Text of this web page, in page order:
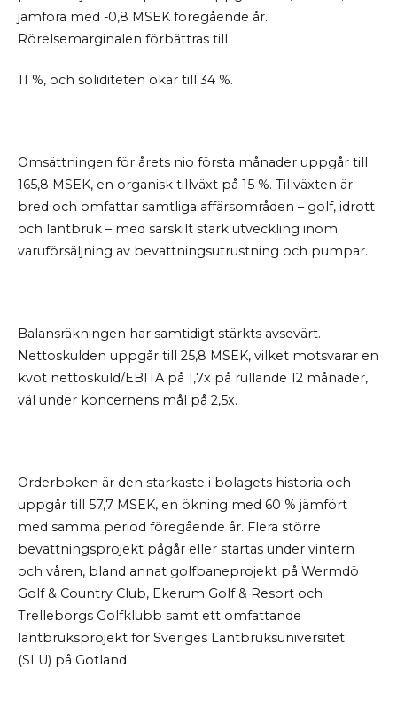
jämföra med -0,8 MSEK föregående år.
Rörelsemarginalen förbättras till
11 %, och soliditeten ökar till 34 %.
Omsättningen för årets nio första månader uppgår till
165,8 MSEK, en organisk tillväxt på 15 %. Tillväxten är
bred och omfattar samtliga affärsområden – golf, idrott
och lantbruk – med särskilt stark utveckling inom
varuförsäljning av bevattningsutrustning och pumpar.
Balansräkningen har samtidigt stärkts avsevärt.
Nettoskulden uppgår till 25,8 MSEK, vilket motsvarar en
kvot nettoskuld/EBITA på 1,7x på rullande 12 månader,
väl under koncernens mål på 2,5x.
Orderboken är den starkaste i bolagets historia och
uppgår till 57,7 MSEK, en ökning med 60 % jämfört
med samma period föregående år. Flera större
bevattningsprojekt pågår eller startas under vintern
och våren, bland annat golfbaneprojekt på Wermdö
Golf & Country Club, Ekerum Golf & Resort och
Trelleborgs Golfklubb samt ett omfattande
lantbruksprojekt för Sveriges Lantbruksuniversitet
(SLU) på Gotland.